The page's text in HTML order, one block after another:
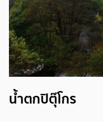
น้ำตกปิตุ๊โกร